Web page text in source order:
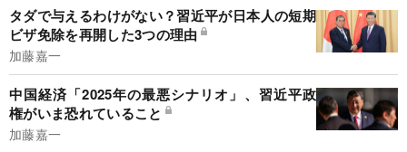
タダで与えるわけがない？習近平が日本人の短期
ビザ免除を再開した3つの理由
加藤嘉一
中国経済「2025年の最悪シナリオ」、習近平政
権がいま恐れていること
加藤嘉一